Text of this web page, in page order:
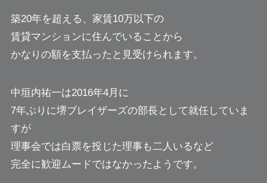
築20年を超える、家賃10万以下の
賃貸マンションに住んでいることから
かなりの額を支払ったと見受けられます。
中垣内祐一は2016年4月に
7年ぶりに堺ブレイザーズの部長として就任していま
すが
理事会では白票を投じた理事も二人いるなど
完全に歓迎ムードではなかったようです。